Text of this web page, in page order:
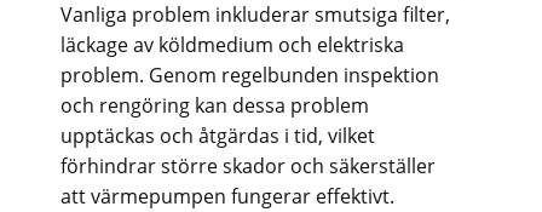
Vanliga problem inkluderar smutsiga filter,
läckage av köldmedium och elektriska
problem. Genom regelbunden inspektion
och rengöring kan dessa problem
upptäckas och åtgärdas i tid, vilket
förhindrar större skador och säkerställer
att värmepumpen fungerar effektivt.